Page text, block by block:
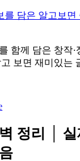
를 담은 알고보
함께 담은 창작
보면 재미있는
정리 │ 실